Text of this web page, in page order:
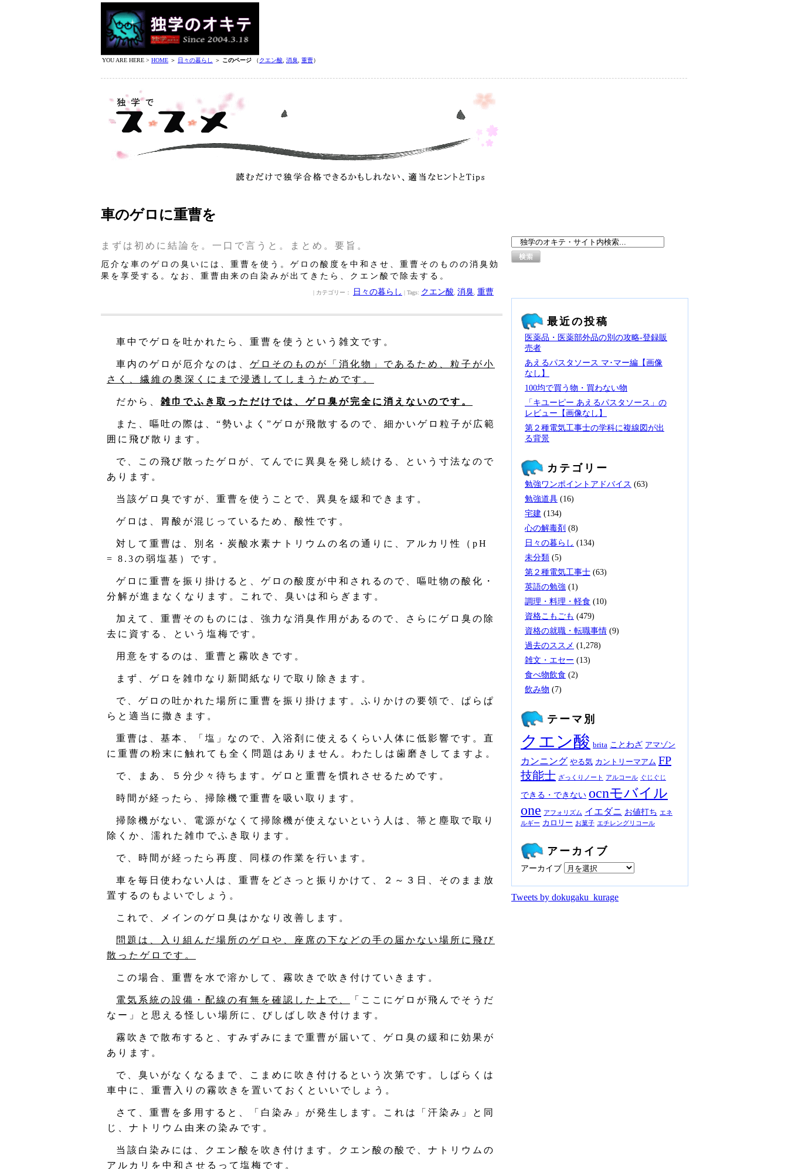
YOU ARE HERE > HOME ＞ 日々の暮らし ＞ このページ （クエン酸 消臭 重曹）
車のゲロに重曹を
まずは初めに結論を。一口で言うと。まとめ。要旨。
厄介な車のゲロの臭いには、重曹を使う。ゲロの酸度を中和させ、重曹そのものの消臭効
果を享受する。なお、重曹由来の白染みが出てきたら、クエン酸で除去する。
| カテゴリー： 日々の暮らし | Tags: クエン酸 消臭 重曹
車中でゲロを吐かれたら、重曹を使うという雑文です。
車内のゲロが厄介なのは、 ゲロそのものが「消化物」であるため、粒子が小
さく、繊維の奥深くにまで浸透してしまうためです。
だから、 雑巾でふき取っただけでは、ゲロ臭が完全に消えないのです。
また、嘔吐の際は、“勢いよく”ゲロが飛散するので、細かいゲロ粒子が広範
囲に飛び散ります。
で、この飛び散ったゲロが、てんでに異臭を発し続ける、という寸法なので
あります。
当該ゲロ臭ですが、重曹を使うことで、異臭を緩和できます。
ゲロは、胃酸が混じっているため、酸性です。
対して重曹は、別名・炭酸水素ナトリウムの名の通りに、アルカリ性（pH
= 8.3の弱塩基）です。
ゲロに重曹を振り掛けると、ゲロの酸度が中和されるので、嘔吐物の酸化・
分解が進まなくなります。これで、臭いは和らぎます。
加えて、重曹そのものには、強力な消臭作用があるので、さらにゲロ臭の除
去に資する、という塩梅です。
用意をするのは、重曹と霧吹きです。
まず、ゲロを雑巾なり新聞紙なりで取り除きます。
で、ゲロの吐かれた場所に重曹を振り掛けます。ふりかけの要領で、ぱらぱ
らと適当に撒きます。
重曹は、基本、「塩」なので、入浴剤に使えるくらい人体に低影響です。直
に重曹の粉末に触れても全く問題はありません。わたしは歯磨きしてますよ。
で、まあ、５分少々待ちます。ゲロと重曹を慣れさせるためです。
時間が経ったら、掃除機で重曹を吸い取ります。
掃除機がない、電源がなくて掃除機が使えないという人は、箒と塵取で取り
除くか、濡れた雑巾でふき取ります。
で、時間が経ったら再度、同様の作業を行います。
車を毎日使わない人は、重曹をどさっと振りかけて、２～３日、そのまま放
置するのもよいでしょう。
これで、メインのゲロ臭はかなり改善します。
問題は、入り組んだ場所のゲロや、座席の下などの手の届かない場所に飛び
散ったゲロです。
この場合、重曹を水で溶かして、霧吹きで吹き付けていきます。
電気系統の設備・配線の有無を確認した上で、
「ここにゲロが飛んでそうだ
なー」と思える怪しい場所に、びしばし吹き付けます。
霧吹きで散布すると、すみずみにまで重曹が届いて、ゲロ臭の緩和に効果が
あります。
で、臭いがなくなるまで、こまめに吹き付けるという次第です。しばらくは
車中に、重曹入りの霧吹きを置いておくといいでしょう。
さて、重曹を多用すると、「白染み」が発生します。これは「汗染み」と同
じ、ナトリウム由来の染みです。
当該白染みには、クエン酸を吹き付けます。クエン酸の酸で、ナトリウムの
アルカリを中和させるって塩梅です。
最近の投稿
医薬品・医薬部外品の別の攻略‐登録販
売者
あえるパスタソース マ･マー編【画像
なし】
100均で買う物・買わない物
「キユーピー あえるパスタソース」の
レビュー【画像なし】
第２種電気工事士の学科に複線図が出
る背景
カテゴリー
勉強ワンポイントアドバイス (63)
勉強道具 (16)
宅建 (134)
心の解毒剤 (8)
日々の暮らし (134)
未分類 (5)
第２種電気工事士 (63)
英語の勉強 (1)
調理・料理・軽食 (10)
資格こもごも (479)
資格の就職・転職事情 (9)
過去のススメ (1,278)
雑文・エセー (13)
食べ物飲食 (2)
飲み物 (7)
テーマ別
クエン酸 brita ことわざ アマゾン
カンニング やる気 カントリーマアム FP
技能士 ざっくりノート アルコール ぐじぐじ
できる・できない ocnモバイル
one アフォリズム イエダニ お値打ち エネ
ルギー カロリー お菓子 エチレングリコール
アーカイブ
アーカイブ
Tweets by dokugaku_kurage